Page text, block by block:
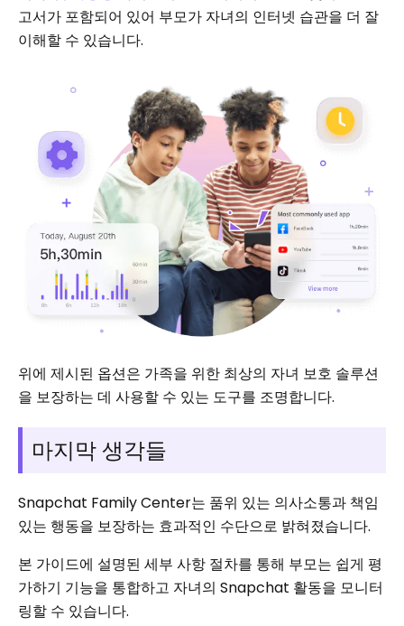
고서가 포함되어 있어 부모가 자녀의 인터넷 습관을 더 잘
이해할 수 있습니다.
위에 제시된 옵션은 가족을 위한 최상의 자녀 보호 솔루션
을 보장하는 데 사용할 수 있는 도구를 조명합니다.
마지막 생각들
Snapchat Family Center는 품위 있는 의사소통과 책임
있는 행동을 보장하는 효과적인 수단으로 밝혀졌습니다.
본 가이드에 설명된 세부 사항 절차를 통해 부모는 쉽게 평
가하기 기능을 통합하고 자녀의 Snapchat 활동을 모니터
링할 수 있습니다.